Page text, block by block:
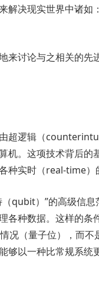
解决现实世界中诸如
来讨论与之相关的先
超逻辑（
机。这项技术背后的
实时（real-time）
qubit）”的高级信
各种数据。这样的
（量子位），而不
够以一种比常规系统